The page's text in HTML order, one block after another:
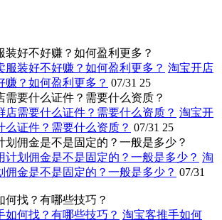
装好不好赚？如何盈利更多？
淘宝开店
赚？如何盈利更多？ 07/31 25
需要什么证件？需要什么资质？
淘宝开
么证件？需要什么资质？ 07/31 25
划佣金是不是固定的？一般是多少？
淘
佣金是不是固定的？一般是多少？ 07/31
何找？有哪些技巧？
淘宝客推手如何